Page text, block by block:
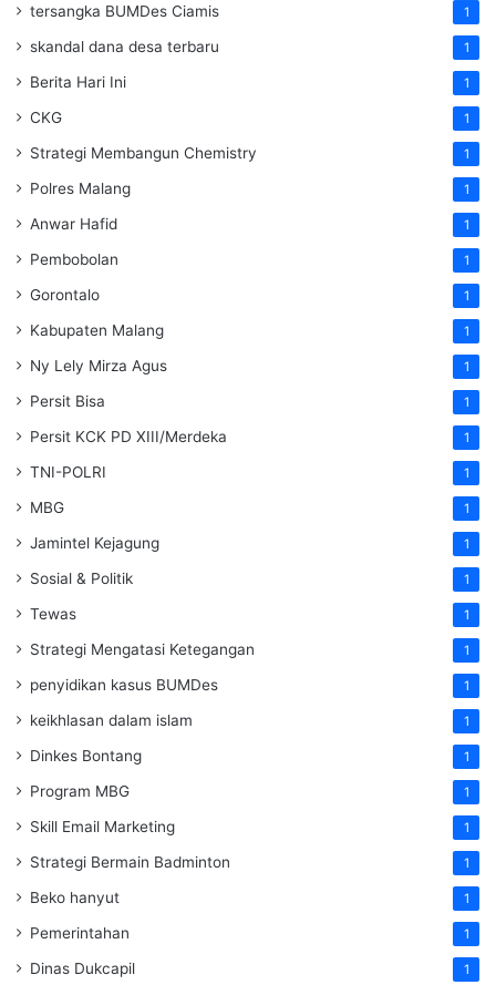
tersangka BUMDes Ciamis 1
skandal dana desa terbaru 1
Berita Hari Ini 1
CKG 1
Strategi Membangun Chemistry 1
Polres Malang 1
Anwar Hafid 1
Pembobolan 1
Gorontalo 1
Kabupaten Malang 1
Ny Lely Mirza Agus 1
Persit Bisa 1
Persit KCK PD XIII/Merdeka 1
TNI-POLRI 1
MBG 1
Jamintel Kejagung 1
Sosial & Politik 1
Tewas 1
Strategi Mengatasi Ketegangan 1
penyidikan kasus BUMDes 1
keikhlasan dalam islam 1
Dinkes Bontang 1
Program MBG 1
Skill Email Marketing 1
Strategi Bermain Badminton 1
Beko hanyut 1
Pemerintahan 1
Dinas Dukcapil 1